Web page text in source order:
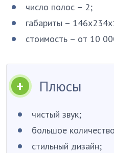
число полос – 2;
габариты –
стоимость – от 10
Плюсы
чистый звук;
большое
стильный дизайн;